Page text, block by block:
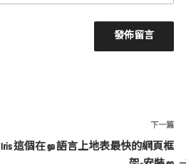
下
一
下一篇
Iris 這個在 go 語言上地表最快的網頁框